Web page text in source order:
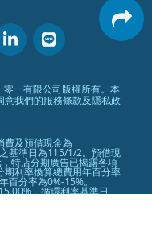
一有限公司版權所有。本
意我們的服務條款及隱私政
費及預借現金為
基準日為115/1/2。預借現
特店分期廣告已揭露各項
期利率換算總費用年百分率
百分率為0%-15%。
，循環利率基準日